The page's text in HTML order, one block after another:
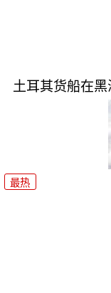
土耳其货船在
最热